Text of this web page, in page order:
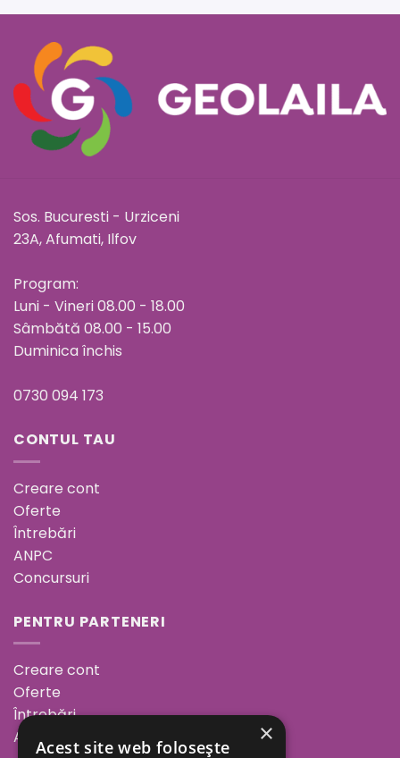
Sos. Bucuresti - Urziceni
23A, Afumati, Ilfov
Program:
Luni - Vineri 08.00 - 18.00
Sâmbătă 08.00 - 15.00
Duminica închis
0730 094 173
CONTUL TAU
Creare cont
Oferte
Întrebări
ANPC
Concursuri
PENTRU PARTENERI
Creare cont
Oferte
Întrebări
ANPC
×
Acest site web folosește